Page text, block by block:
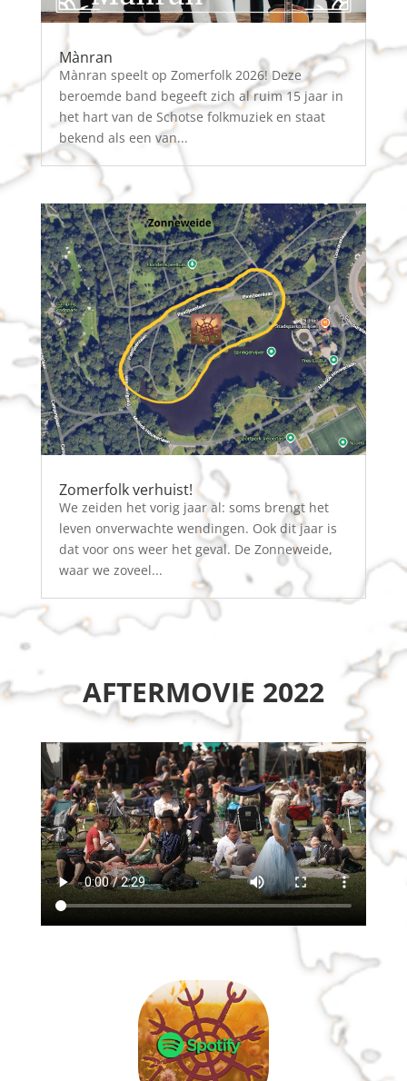
Mànran
Mànran speelt op Zomerfolk 2026! Deze
beroemde band begeeft zich al ruim 15 jaar in
het hart van de Schotse folkmuziek en staat
bekend als een van...
Zomerfolk verhuist!
We zeiden het vorig jaar al: soms brengt het
leven onverwachte wendingen. Ook dit jaar is
dat voor ons weer het geval. De Zonneweide,
waar we zoveel...
AFTERMOVIE 2022